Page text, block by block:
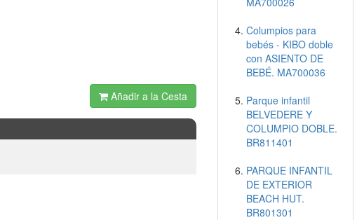
Añadir a la Cesta
Columpios para
bebés - KIBO doble
con ASIENTO DE
BEBÉ. MA700036
Parque infantil
BELVEDERE Y
COLUMPIO DOBLE.
BR811401
PARQUE INFANTIL
DE EXTERIOR
BEACH HUT.
BR801301